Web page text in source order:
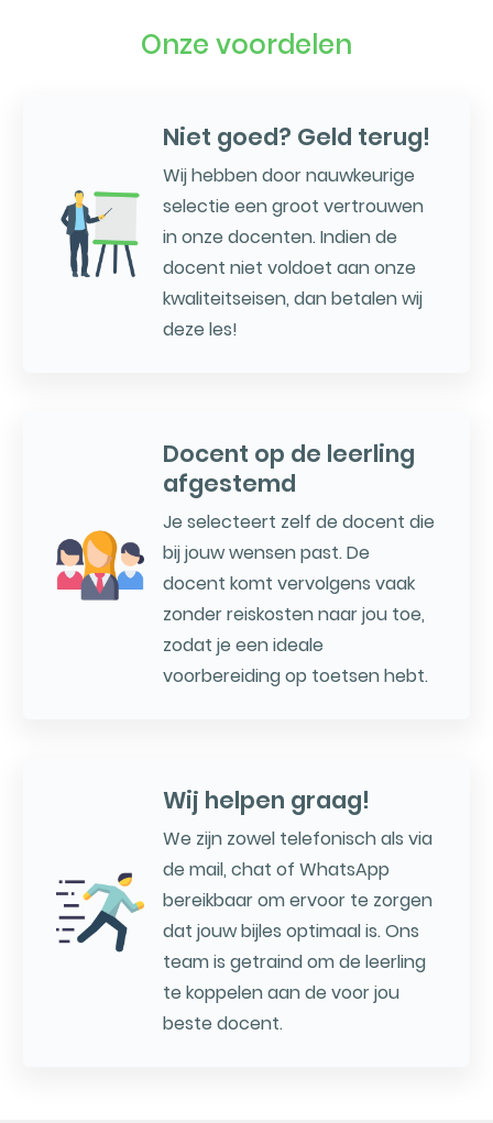
Onze voordelen
Niet goed? Geld terug!
Wij hebben door nauwkeurige
selectie een groot vertrouwen
in onze docenten. Indien de
docent niet voldoet aan onze
kwaliteitseisen, dan betalen wij
deze les!
Docent op de leerling
afgestemd
Je selecteert zelf de docent die
bij jouw wensen past. De
docent komt vervolgens vaak
zonder reiskosten naar jou toe,
zodat je een ideale
voorbereiding op toetsen hebt.
Wij helpen graag!
We zijn zowel telefonisch als via
de mail, chat of WhatsApp
bereikbaar om ervoor te zorgen
dat jouw bijles optimaal is. Ons
team is getraind om de leerling
te koppelen aan de voor jou
beste docent.